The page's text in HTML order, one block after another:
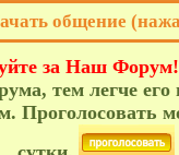
общение
за Наш Форум!
тем легче
Проголосовать